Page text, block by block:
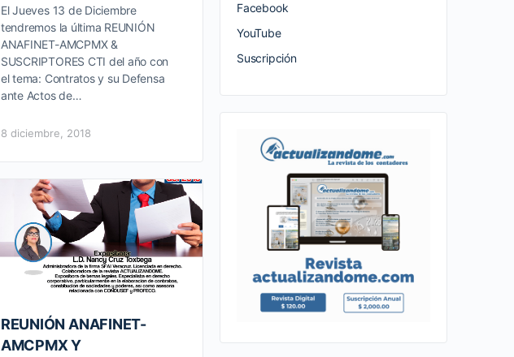
El Jueves 13 de Diciembre
tendremos la última REUNIÓN
ANAFINET-AMCPMX &
SUSCRIPTORES CTI del año con
el tema: Contratos y su Defensa
ante Actos de…
8 diciembre, 2018
REUNIÓN ANAFINET-
AMCPMX Y
Facebook
YouTube
Suscripción